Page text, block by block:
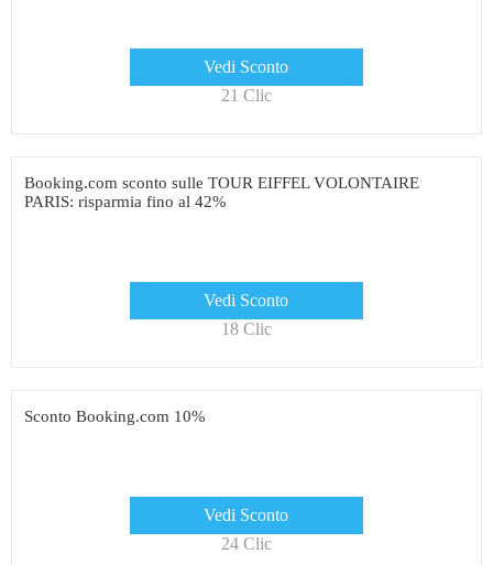
Vedi Sconto
21 Clic
Booking.com sconto sulle TOUR EIFFEL VOLONTAIRE
PARIS: risparmia fino al 42%
Vedi Sconto
18 Clic
Sconto Booking.com 10%
Vedi Sconto
24 Clic